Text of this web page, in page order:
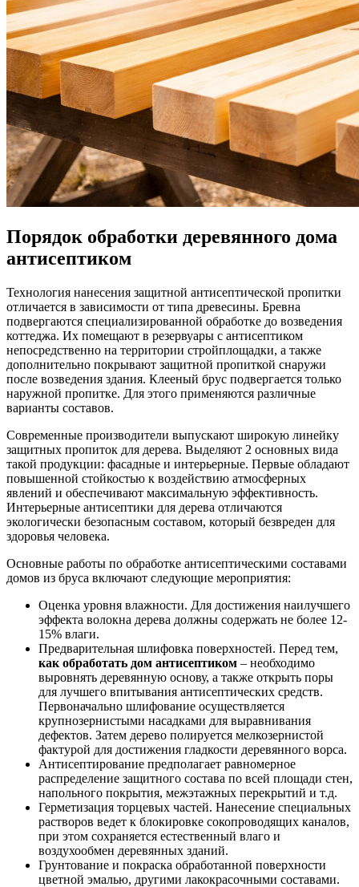
Порядок обработки деревянного дома
антисептиком
Технология нанесения защитной антисептической пропитки
отличается в зависимости от типа древесины. Бревна
подвергаются специализированной обработке до возведения
коттеджа. Их помещают в резервуары с антисептиком
непосредственно на территории стройплощадки, а также
дополнительно покрывают защитной пропиткой снаружи
после возведения здания. Клееный брус подвергается только
наружной пропитке. Для этого применяются различные
варианты составов.
Современные производители выпускают широкую линейку
защитных пропиток для дерева. Выделяют 2 основных вида
такой продукции: фасадные и интерьерные. Первые обладают
повышенной стойкостью к воздействию атмосферных
явлений и обеспечивают максимальную эффективность.
Интерьерные антисептики для дерева отличаются
экологически безопасным составом, который безвреден для
здоровья человека.
Основные работы по обработке антисептическими составами
домов из бруса включают следующие мероприятия:
Оценка уровня влажности. Для достижения наилучшего
эффекта волокна дерева должны содержать не более 12-
15% влаги.
Предварительная шлифовка поверхностей. Перед тем,
как обработать дом антисептиком – необходимо
выровнять деревянную основу, а также открыть поры
для лучшего впитывания антисептических средств.
Первоначально шлифование осуществляется
крупнозернистыми насадками для выравнивания
дефектов. Затем дерево полируется мелкозернистой
фактурой для достижения гладкости деревянного ворса.
Антисептирование предполагает равномерное
распределение защитного состава по всей площади стен,
напольного покрытия, межэтажных перекрытий и т.д.
Герметизация торцевых частей. Нанесение специальных
растворов ведет к блокировке сокопроводящих каналов,
при этом сохраняется естественный влаго и
воздухообмен деревянных зданий.
Грунтование и покраска обработанной поверхности
цветной эмалью, другими лакокрасочными составами.